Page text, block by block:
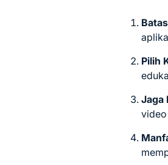
Pilih
Jaga